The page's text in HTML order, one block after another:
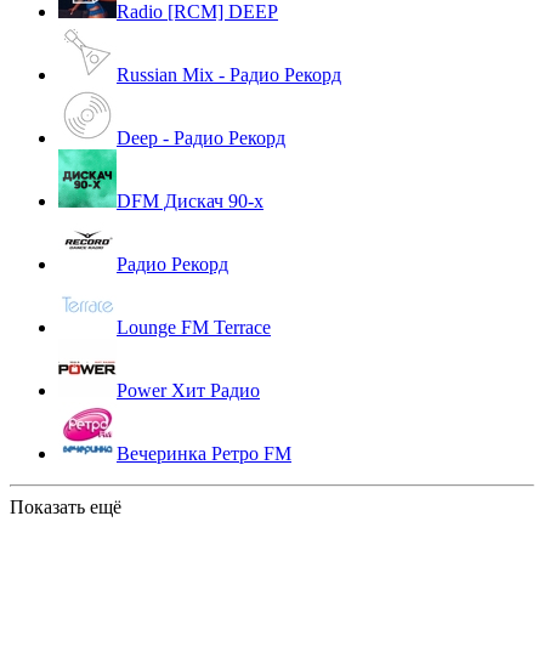
Radio [RCM] DEEP
Russian Mix - Радио Рекорд
Deep - Радио Рекорд
DFM Дискач 90-х
Радио Рекорд
Lounge FM Terrace
Power Хит Радио
Вечеринка Ретро FM
Показать ещё